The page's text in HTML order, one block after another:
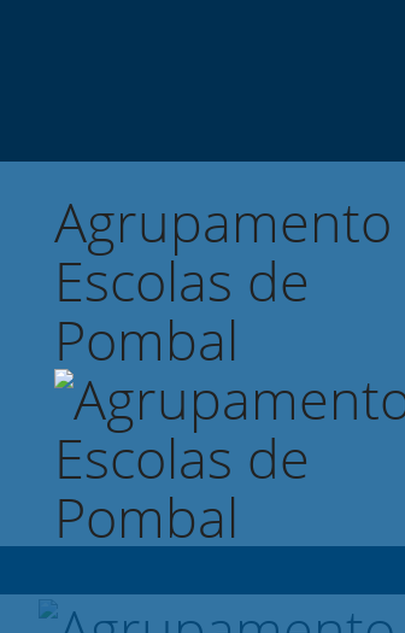
Agrupamento
Escolas de
Pombal